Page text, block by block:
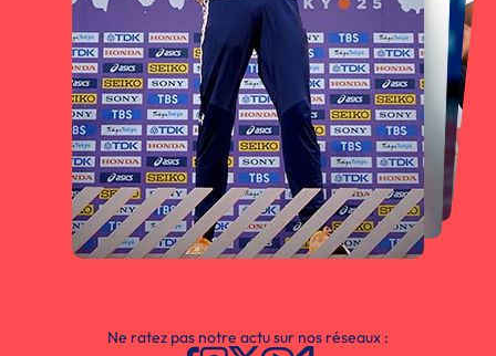
Ne ratez pas notre actu sur nos réseaux :